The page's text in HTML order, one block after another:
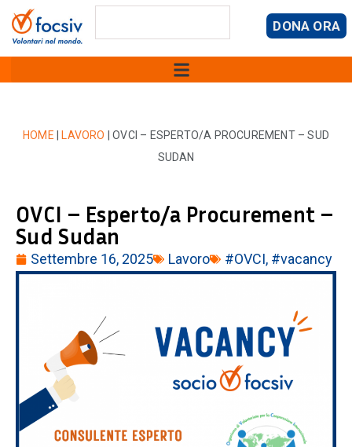
DONA ORA
HOME LAVORO |OVCI – ESPERTO/A PROCUREMENT – SUD
SUDAN
OVCI – Esperto/a Procurement –
Sud Sudan
Settembre 16, 2025 Lavoro #OVCI, #vacancy